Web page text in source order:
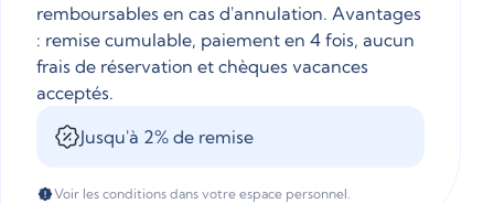
remboursables en cas d'annulation. Avantages
: remise cumulable, paiement en 4 fois, aucun
frais de réservation et chèques vacances
acceptés.
Jusqu'à 2% de remise
Voir les conditions dans votre espace personnel.